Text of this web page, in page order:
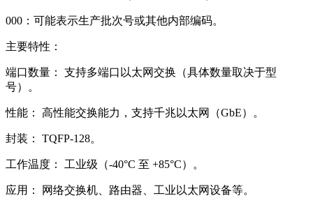
000：可能表示生产批次号或其他内部编码。
主要特性：
端口数量： 支持多端口以太网交换（具体数量取决于型
号）。
性能： 高性能交换能力，支持千兆以太网（GbE）。
封装： TQFP-128。
工作温度： 工业级（-40°C 至 +85°C）。
应用： 网络交换机、路由器、工业以太网设备等。